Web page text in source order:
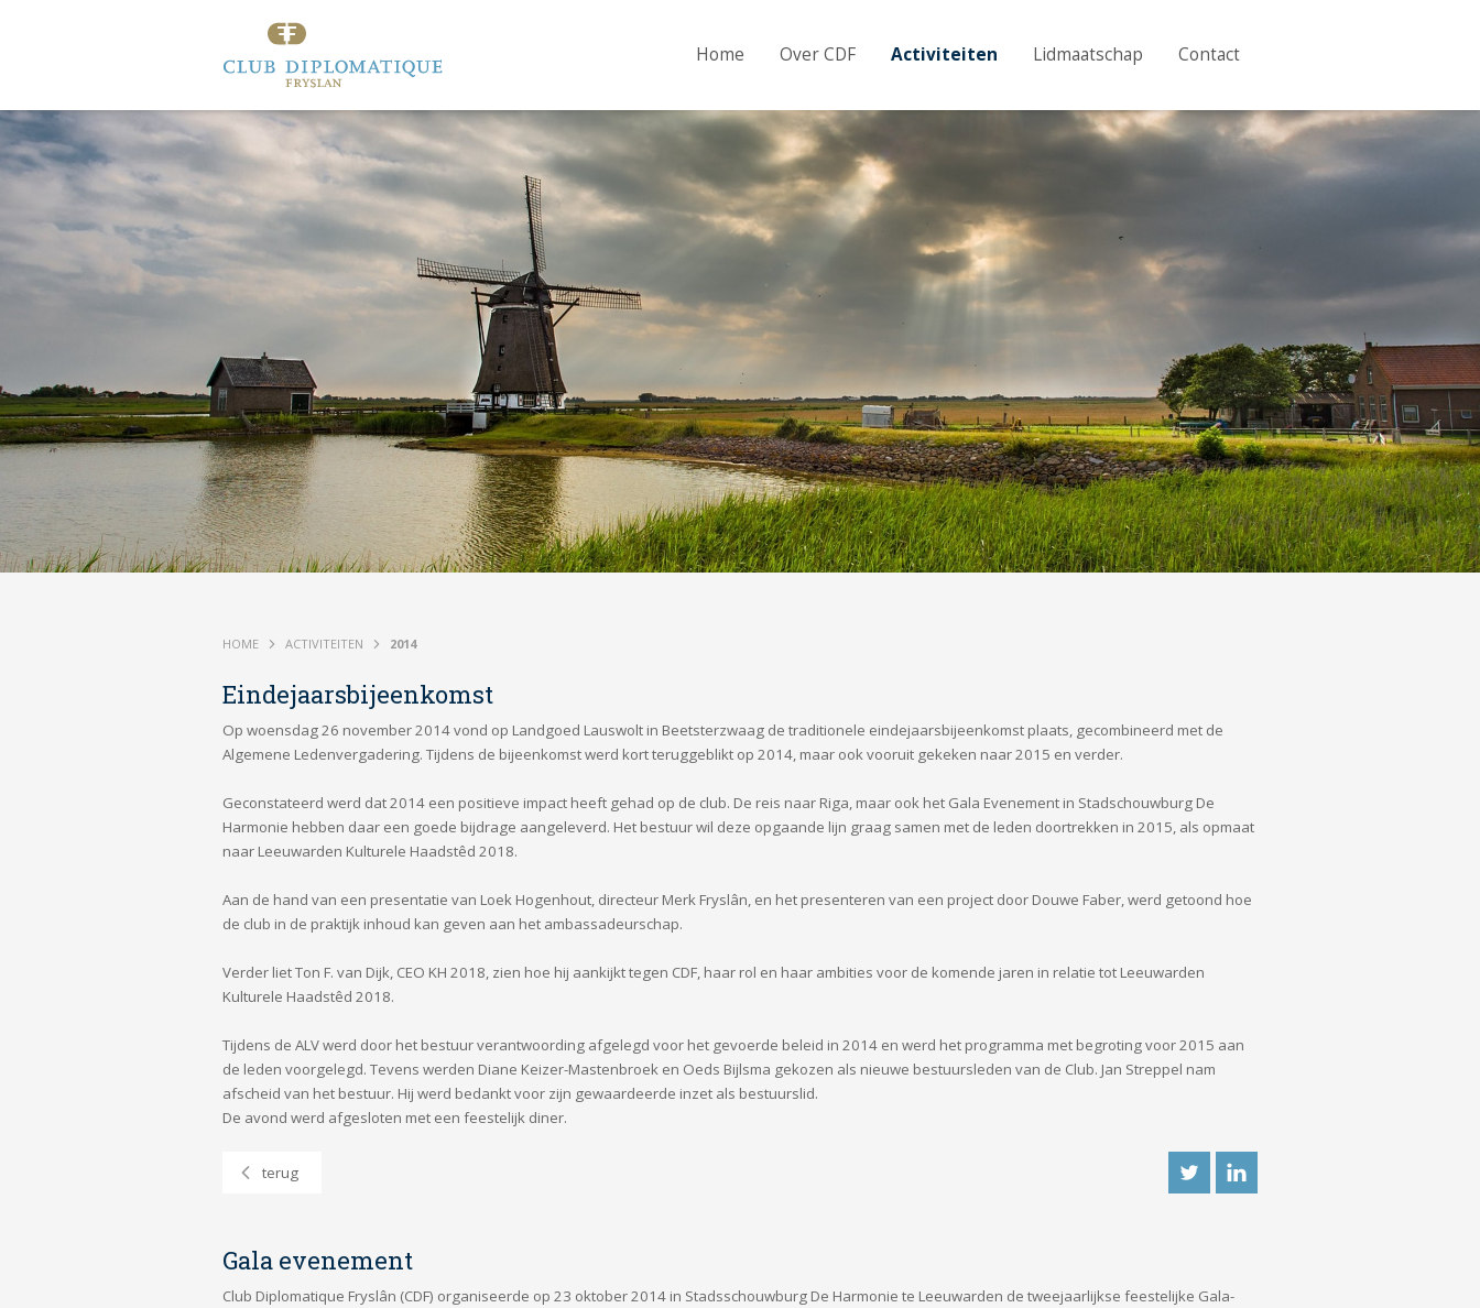
Home Over CDF Activiteiten Lidmaatschap Contact
HOME ACTIVITEITEN 2014
Eindejaarsbijeenkomst
Op woensdag 26 november 2014 vond op Landgoed Lauswolt in Beetsterzwaag de traditionele eindejaarsbijeenkomst plaats, gecombineerd met de
Algemene Ledenvergadering. Tijdens de bijeenkomst werd kort teruggeblikt op 2014, maar ook vooruit gekeken naar 2015 en verder.
Geconstateerd werd dat 2014 een positieve impact heeft gehad op de club. De reis naar Riga, maar ook het Gala Evenement in Stadschouwburg De
Harmonie hebben daar een goede bijdrage aangeleverd. Het bestuur wil deze opgaande lijn graag samen met de leden doortrekken in 2015, als opmaat
naar Leeuwarden Kulturele Haadstêd 2018.
Aan de hand van een presentatie van Loek Hogenhout, directeur Merk Fryslân, en het presenteren van een project door Douwe Faber, werd getoond hoe
de club in de praktijk inhoud kan geven aan het ambassadeurschap.
Verder liet Ton F. van Dijk, CEO KH 2018, zien hoe hij aankijkt tegen CDF, haar rol en haar ambities voor de komende jaren in relatie tot Leeuwarden
Kulturele Haadstêd 2018.
Tijdens de ALV werd door het bestuur verantwoording afgelegd voor het gevoerde beleid in 2014 en werd het programma met begroting voor 2015 aan
de leden voorgelegd. Tevens werden Diane Keizer-Mastenbroek en Oeds Bijlsma gekozen als nieuwe bestuursleden van de Club. Jan Streppel nam
afscheid van het bestuur. Hij werd bedankt voor zijn gewaardeerde inzet als bestuurslid.
De avond werd afgesloten met een feestelijk diner.
terug
Gala evenement
Club Diplomatique Fryslân (CDF) organiseerde op 23 oktober 2014 in Stadsschouwburg De Harmonie te Leeuwarden de tweejaarlijkse feestelijke Gala-